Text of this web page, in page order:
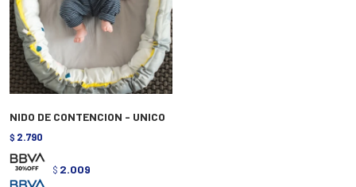
NIDO DE CONTENCION - UNICO
$ 2.790
$ 2.009